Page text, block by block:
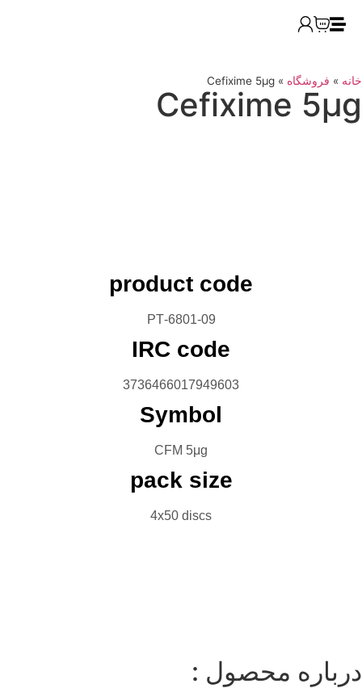
»فروشگاه»
Cefixime 5μg
Cefixime
product code
6801-09-PT
IRC code
3736466017949603
Symbol
CFM 5μg
pack size
4x50 discs
محصول :